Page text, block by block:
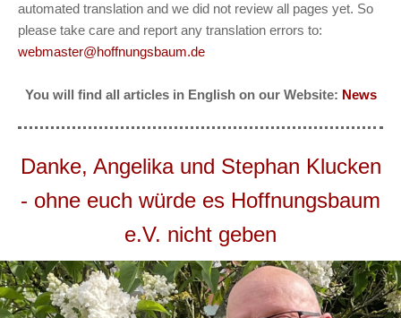
automated translation and we did not review all pages yet. So
please take care and report any translation errors to:
webmaster@hoffnungsbaum.de
You will find all articles in English on our Website: News
Danke, Angelika und Stephan Klucken
- ohne euch würde es Hoffnungsbaum
e.V. nicht geben